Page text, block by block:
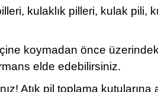
kulaklık pilleri, kulak pili,
koymadan önce
elde edebilirsiniz.
Atık pil toplama kutularına